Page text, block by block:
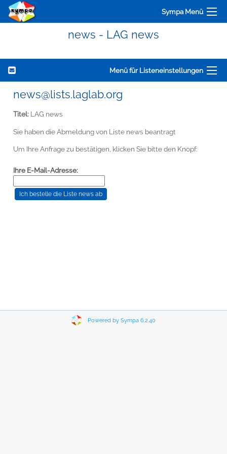
Sympa Menü
news - LAG news
Menü für Listeneinstellungen
news@lists.laglab.org
Titel: LAG news
Sie haben die Abmeldung von Liste news beantragt
Um Ihre Anfrage zu bestätigen, klicken Sie bitte den Knopf:
Ihre E-Mail-Adresse:
Powered by Sympa 6.2.40